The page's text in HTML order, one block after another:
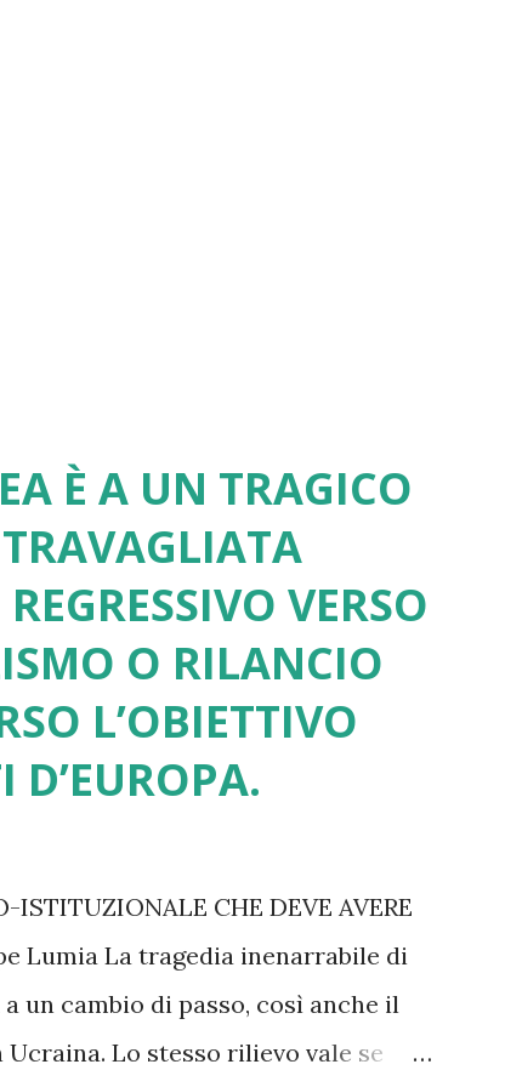
È A UN TRAGICO
VERSO
O RILANCIO
L’OBIETTIVO
D’EUROPA.
CHE DEVE AVERE
Lumia La tragedia inenarrabile di
un cambio di passo, così anche il
Lo stesso rilievo vale se